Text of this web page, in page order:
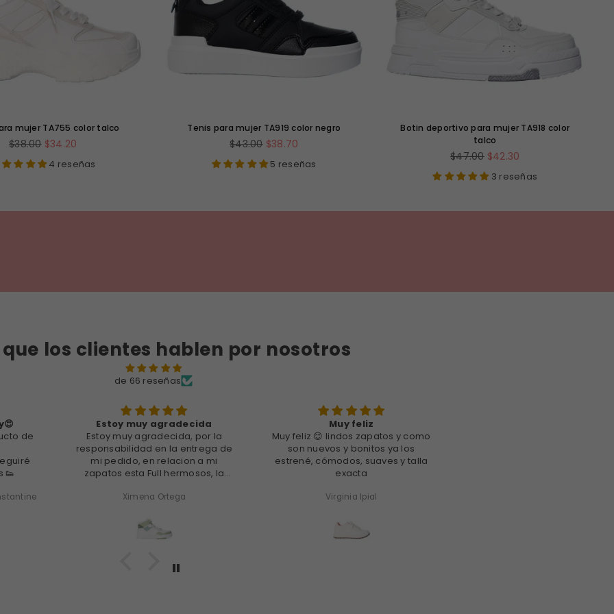
mujer TA755 color talco
Precio
$38.00 $34.20
4 reseñas
Tenis para mujer TA919 color negro
Precio
$43.00 $38.70
5 reseñas
Botin deportivo para mujer TA918 color
talco
Precio
$47.00 $42.30
3 reseñas
que los clientes hablen por nosotros
de 66 reseñas
de
👟
Estoy muy agradecida
Estoy muy agradecida, por la
responsabilidad en la entrega de
mi pedido, en relacion a mi
zapatos esta Full hermosos, la
Ximena Ortega
Muy feliz
Muy feliz 😊 lindos zapatos y como
son nuevos y bonitos ya los
estrené, cómodos, suaves y talla
exacta
Virginia Ipial